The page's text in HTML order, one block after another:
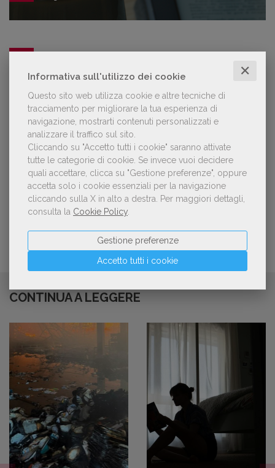
Informativa sull'utilizzo dei cookie ✕
Questo sito web utilizza cookie e altre tecniche di
tracciamento per migliorare la tua esperienza di
navigazione, mostrarti contenuti personalizzati e
analizzare il traffico sul sito.
Cliccando su "Accetto tutti i cookie" saranno attivate
tutte le categorie di cookie. Se invece vuoi decidere
quali accettare, clicca su "Gestione preferenze", oppure
accetta solo i cookie essenziali per la navigazione
cliccando sulla X in alto a destra. Per maggiori dettagli,
consulta la Cookie Policy
Accetto tutti i cookie
Gestione preferenze
Il Premio Inge Feltrinelli apre le
candidature per la quinta edizione,
dedicata al tema della pace
Aperte le adesioni alla collettiva italiana
della China Shanghai International
Children's Book Fair 2026. Candidature
entro il 21 luglio 2026
CONTINUA A LEGGERE